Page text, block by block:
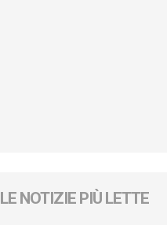
LE NOTIZIE PIÙ LETTE